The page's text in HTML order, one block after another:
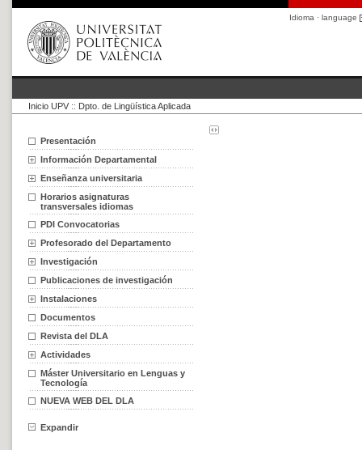
Idioma · language
Inicio UPV :: Dpto. de Lingüística Aplicada
Presentación
Información Departamental
Enseñanza universitaria
Horarios asignaturas
transversales idiomas
PDI Convocatorias
Profesorado del Departamento
Investigación
Publicaciones de investigación
Instalaciones
Documentos
Revista del DLA
Actividades
Máster Universitario en Lenguas y
Tecnología
NUEVA WEB DEL DLA
Expandir